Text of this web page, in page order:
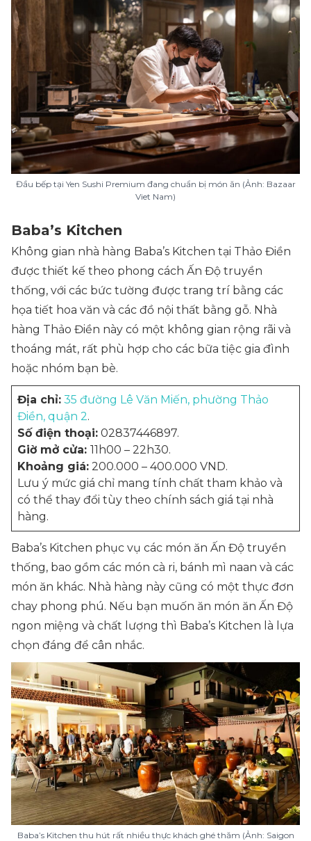
Đầu bếp tại Yen Sushi Premium đang chuẩn bị món ăn (Ảnh: Bazaar
Viet Nam)
Baba’s Kitchen
Không gian nhà hàng Baba’s Kitchen tại Thảo Điền
được thiết kế theo phong cách Ấn Độ truyền
thống, với các bức tường được trang trí bằng các
họa tiết hoa văn và các đồ nội thất bằng gỗ. Nhà
hàng Thảo Điền này có một không gian rộng rãi và
thoáng mát, rất phù hợp cho các bữa tiệc gia đình
hoặc nhóm bạn bè.
Địa chỉ: 35 đường Lê Văn Miến, phường Thảo
Điền, quận 2.
Số điện thoại: 02837446897.
Giờ mở cửa: 11h00 – 22h30.
Khoảng giá: 200.000 – 400.000 VND.
Lưu ý mức giá chỉ mang tính chất tham khảo và
có thể thay đổi tùy theo chính sách giá tại nhà
hàng.
Baba’s Kitchen phục vụ các món ăn Ấn Độ truyền
thống, bao gồm các món cà ri, bánh mì naan và các
món ăn khác. Nhà hàng này cũng có một thực đơn
chay phong phú. Nếu bạn muốn ăn món ăn Ấn Độ
ngon miệng và chất lượng thì Baba’s Kitchen là lựa
chọn đáng để cân nhắc.
Baba’s Kitchen thu hút rất nhiều thực khách ghé thăm (Ảnh: Saigon